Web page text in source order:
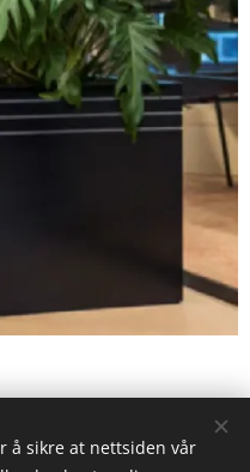
å sikre at nettsiden vår